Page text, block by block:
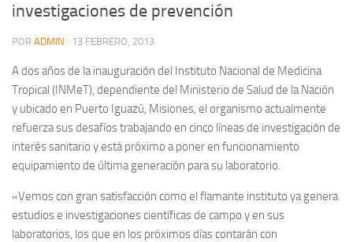
investigaciones de prevención
POR ADMIN · 13 FEBRERO, 2013
A dos años de la inauguración del Instituto Nacional de Medicina
Tropical (INMeT), dependiente del Ministerio de Salud de la Nación
y ubicado en Puerto Iguazú, Misiones, el organismo actualmente
refuerza sus desafíos trabajando en cinco líneas de investigación de
interés sanitario y está próximo a poner en funcionamiento
equipamiento de última generación para su laboratorio.
«Vemos con gran satisfacción como el flamante instituto ya genera
estudios e investigaciones científicas de campo y en sus
laboratorios, los que en los próximos días contarán con